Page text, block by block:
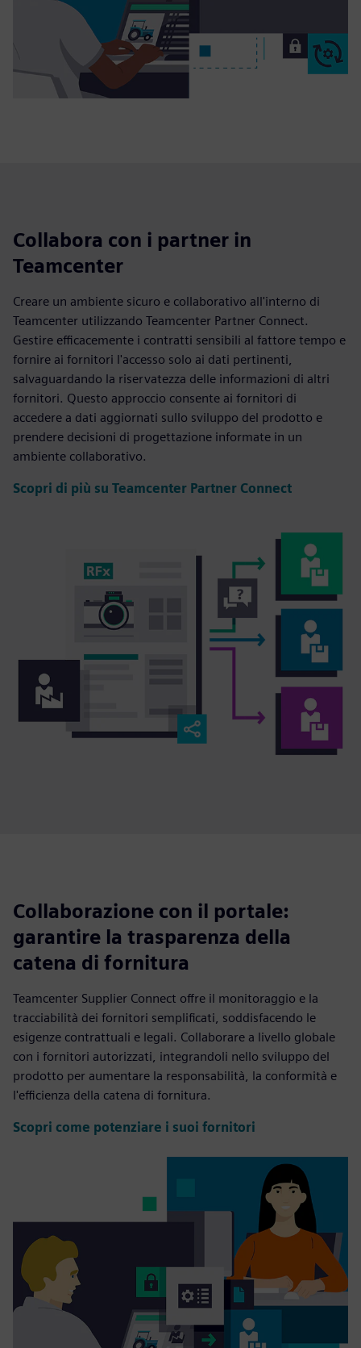
Collabora con i partner in
Teamcenter
Creare un ambiente sicuro e collaborativo all'interno di
Teamcenter utilizzando Teamcenter Partner Connect.
Gestire efficacemente i contratti sensibili al fattore tempo e
fornire ai fornitori l'accesso solo ai dati pertinenti,
salvaguardando la riservatezza delle informazioni di altri
fornitori. Questo approccio consente ai fornitori di
accedere a dati aggiornati sullo sviluppo del prodotto e
prendere decisioni di progettazione informate in un
ambiente collaborativo.
Scopri di più su Teamcenter Partner Connect
Collaborazione con il portale:
garantire la trasparenza della
catena di fornitura
Teamcenter Supplier Connect offre il monitoraggio e la
tracciabilità dei fornitori semplificati, soddisfacendo le
esigenze contrattuali e legali. Collaborare a livello globale
con i fornitori autorizzati, integrandoli nello sviluppo del
prodotto per aumentare la responsabilità, la conformità e
l'efficienza della catena di fornitura.
Scopri come potenziare i suoi fornitori